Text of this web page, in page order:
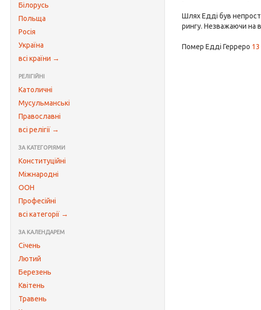
Білорусь
Польща
Росія
Україна
всі країни →
РЕЛІГІЙНІ
Католичні
Мусульманські
Православні
всі релігії →
ЗА КАТЕГОРІЯМИ
Конституційні
Міжнародні
ООН
Професійні
всі категорії →
ЗА КАЛЕНДАРЕМ
Січень
Лютий
Березень
Квітень
Травень
Шлях Едді був
рингу. Незважаючи на
Помер Едді Герреро